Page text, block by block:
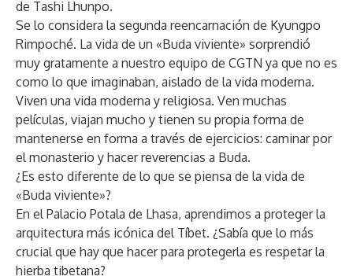
de Tashi Lhunpo.
Se lo considera la segunda reencarnación de Kyungpo
Rimpoché. La vida de un «Buda viviente» sorprendió
muy gratamente a nuestro equipo de CGTN ya que no es
como lo que imaginaban, aislado de la vida moderna.
Viven una vida moderna y religiosa. Ven muchas
películas, viajan mucho y tienen su propia forma de
mantenerse en forma a través de ejercicios: caminar por
el monasterio y hacer reverencias a Buda.
¿Es esto diferente de lo que se piensa de la vida de
«Buda viviente»?
En el Palacio Potala de Lhasa, aprendimos a proteger la
arquitectura más icónica del Tíbet. ¿Sabía que lo más
crucial que hay que hacer para protegerla es respetar la
hierba tibetana?